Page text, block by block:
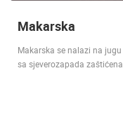
Makarska
Makarska se nalazi na
sa sjeverozapada zaštićena…